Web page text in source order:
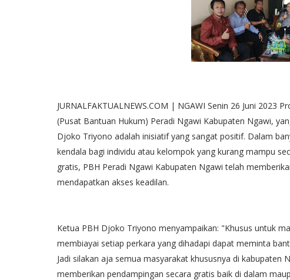
JURNALFAKTUALNEWS.COM | NGAWI Senin 26 Juni 2023
(Pusat Bantuan Hukum) Peradi Ngawi Kabupaten Ngawi,
Djoko Triyono adalah inisiatif yang sangat positif. Dalam
kendala bagi individu atau kelompok yang kurang mampu
gratis, PBH Peradi Ngawi Kabupaten Ngawi telah
mendapatkan akses keadilan.
Ketua PBH Djoko Triyono menyampaikan: "Khusus untuk
membiayai setiap perkara yang dihadapi dapat meminta
Jadi silakan aja semua masyarakat khususnya di kabupaten
memberikan pendampingan secara gratis baik di dalam